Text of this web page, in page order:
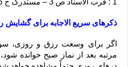
1 : قرب الاسناد ص 3 – مستدرک ج 6 ص306
ذکرهای سریع الاجابه برای
مرتبه بعد از نماز صبح خوانده